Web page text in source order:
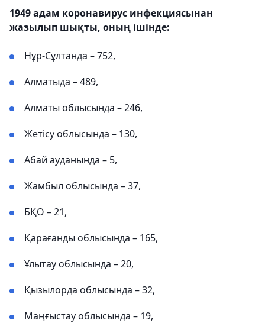
1949 адам коронавирус инфекциясынан
жазылып шықты, оның ішінде:
Нұр-Сұлтанда – 752,
Алматыда – 489,
Алматы облысында – 246,
Жетісу облысында – 130,
Абай ауданында – 5,
Жамбыл облысында – 37,
БҚО – 21,
Қарағанды ​​облысында – 165,
Ұлытау облысында – 20,
Қызылорда облысында – 32,
Маңғыстау облысында – 19,